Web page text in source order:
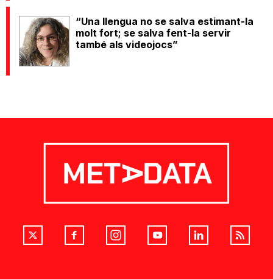
“Una llengua no se salva estimant-la
molt fort; se salva fent-la servir
també als videojocs”